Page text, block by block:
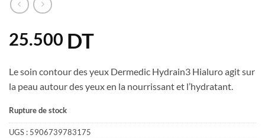
25.500 DT
Le soin contour des yeux Dermedic Hydrain3 Hialuro agit sur
la peau autour des yeux en la nourrissant et l’hydratant.
Rupture de stock
UGS : 5906739783175